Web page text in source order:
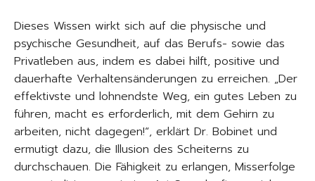
Dieses Wissen wirkt sich auf die physische und
psychische Gesundheit, auf das Berufs- sowie das
Privatleben aus, indem es dabei hilft, positive und
dauerhafte Verhaltensänderungen zu erreichen. „Der
effektivste und lohnendste Weg, ein gutes Leben zu
führen, macht es erforderlich, mit dem Gehirn zu
arbeiten, nicht dagegen!“, erklärt Dr. Bobinet und
ermutigt dazu, die Illusion des Scheiterns zu
durchschauen. Die Fähigkeit zu erlangen, Misserfolge